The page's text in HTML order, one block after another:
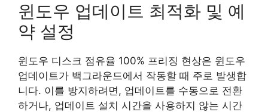
윈도우 업데이트 최적화 및 예
약 설정
윈도우 디스크 점유율 100% 프리징 현상은 윈도우
업데이트가 백그라운드에서 작동할 때 주로 발생합
니다. 이를 방지하려면, 업데이트를 수동으로 전환
하거나, 업데이트 설치 시간을 사용하지 않는 시간